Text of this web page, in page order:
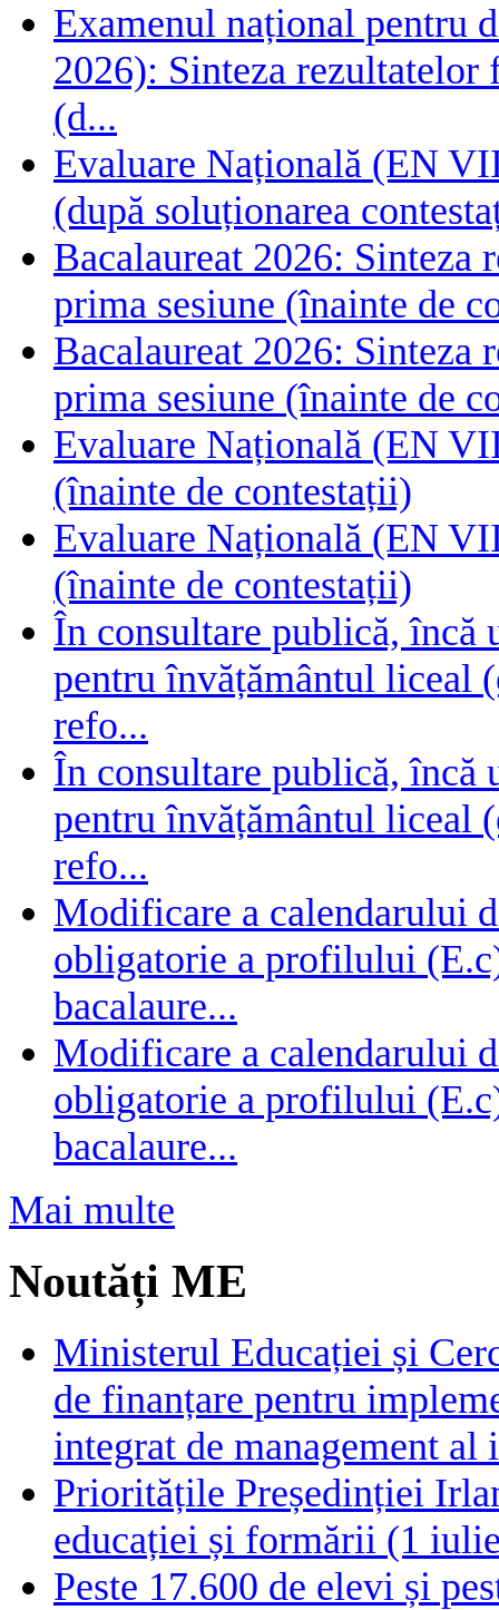
Examenul național pentru
2026): Sinteza rezultatelor
(d...
Evaluare Națională (EN
(după soluționarea
Bacalaureat 2026:
prima sesiune (înainte de
Bacalaureat 2026:
prima sesiune (înainte de
Evaluare Națională (EN
(înainte de contestații)
Evaluare Națională (EN
(înainte de contestații)
În consultare publică, încă
pentru învățământul liceal
refo...
În consultare publică, încă
pentru învățământul liceal
refo...
Modificare a calendarului
obligatorie a profilului
bacalaure...
Modificare a calendarului
obligatorie a profilului
bacalaure...
Mai multe
Noutăți ME
Ministerul Educației și
de finanțare pentru
integrat de management
Prioritățile Președinției
educației și formării (1
Peste 17.600 de elevi și